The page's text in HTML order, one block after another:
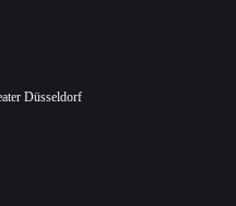
Düsseldorf